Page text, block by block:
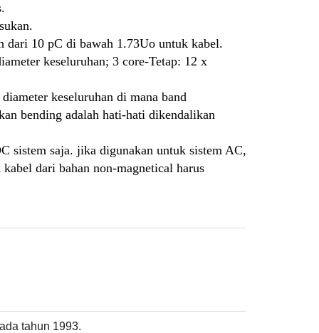
dari 10 pC di bawah 1.73Uo untuk kabel.
keseluruhan; 3 core-Tetap: 12 x
keseluruhan di mana band
bending adalah hati-hati dikendalikan
sistem saja. jika digunakan untuk sistem AC,
dari bahan non-magnetical harus
tahun 1993.